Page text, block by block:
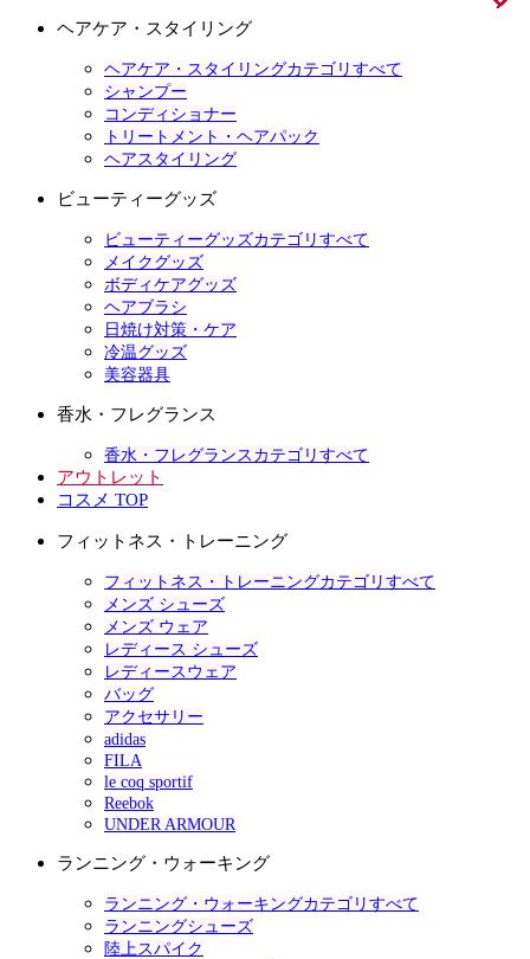
ヘアケア・スタイリング
ヘアケア・スタイリングカテゴリすべて
シャンプー
コンディショナー
トリートメント・ヘアパック
ヘアスタイリング
ビューティーグッズ
ビューティーグッズカテゴリすべて
メイクグッズ
ボディケアグッズ
ヘアブラシ
日焼け対策・ケア
冷温グッズ
美容器具
香水・フレグランス
香水・フレグランスカテゴリすべて
アウトレット
コスメ TOP
フィットネス・トレーニング
フィットネス・トレーニングカテゴリすべて
メンズ シューズ
メンズ ウェア
レディース シューズ
レディースウェア
バッグ
アクセサリー
adidas
FILA
le coq sportif
Reebok
UNDER ARMOUR
ランニング・ウォーキング
ランニング・ウォーキングカテゴリすべて
ランニングシューズ
陸上スパイク